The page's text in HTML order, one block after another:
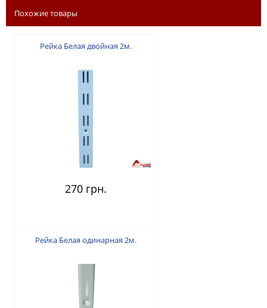
Похожие товары
Рейка Белая двойная 2м.
270 грн.
Рейка Белая одинарная 2м.